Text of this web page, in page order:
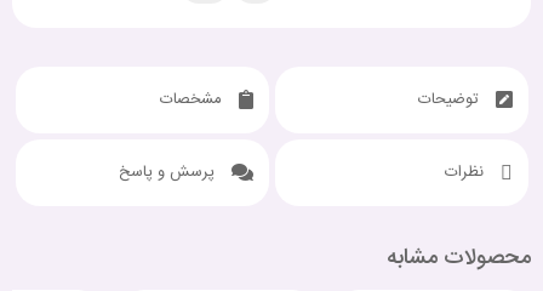
توضیحات مشخصات
نظرات پرسش و پاسخ
محصولات مشابه